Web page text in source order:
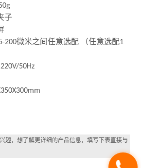
子
-200微米之间任意选配 （任意选配1
220V/50Hz
趣，想了解更详细的产品信息，填写下表直接与